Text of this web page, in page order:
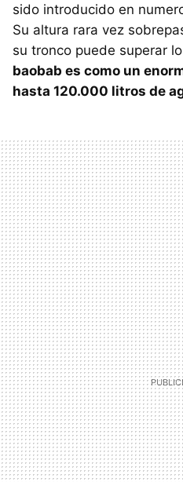
sido introducido en
Su altura rara vez
su tronco puede superar
baobab es como un
hasta 120.000 litros de